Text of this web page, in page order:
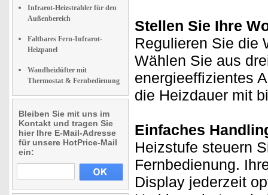
Infrarot-Heizstrahler für den
Außenbereich
Faltbares Fern-Infrarot-
Heizpanel
Wandheizlüfter mit
Thermostat & Fernbedienung
Bleiben Sie mit uns im
Kontakt und tragen Sie
hier Ihre E-Mail-Adresse
für unsere HotPrice-Mail
ein:
Stellen Sie Ihre
Regulieren Sie die
Wählen Sie aus
energieeffizientes
die Heizdauer mit
Einfaches
Heizstufe steuern
Fernbedienung.
Display jederzeit